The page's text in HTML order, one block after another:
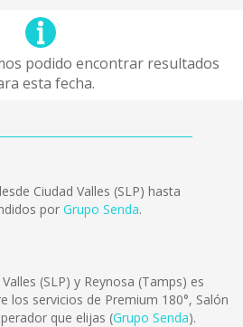
podido encontrar resultados
esta fecha.
Ciudad Valles (SLP) hasta
por Grupo Senda.
(SLP) y Reynosa (Tamps) es
los servicios de Premium 180°, Salón
que elijas (Grupo Senda).